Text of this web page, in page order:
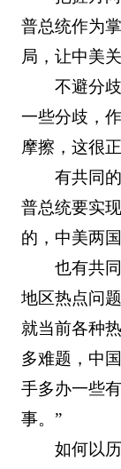
普总统作为
局，让中美
不避分
一些分歧，
摩擦，这很
有共同
普总统要实
的，中美两
也有共
地区热点问
就当前各种
多难题，中
手多办一些
事。”
如何以